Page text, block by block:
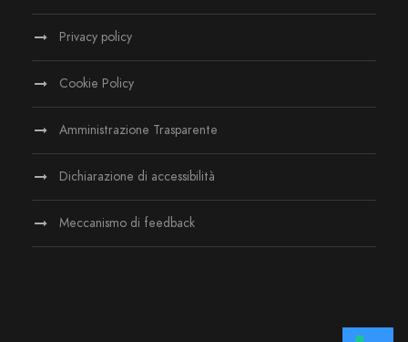
Privacy policy
Cookie Policy
Amministrazione Trasparente
Dichiarazione di accessibilità
Meccanismo di feedback